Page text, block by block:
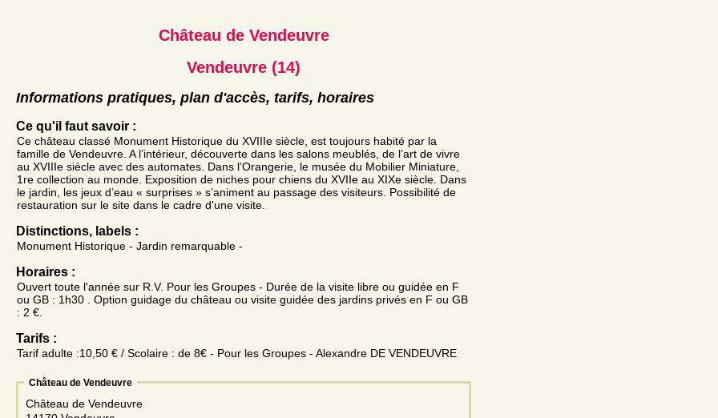
Château de Vendeuvre
Vendeuvre (14)
Informations pratiques, plan d'accès, tarifs, horaires
Ce qu'il faut savoir :
Ce château classé Monument Historique du XVIIIe siècle, est toujours habité par la
famille de Vendeuvre. A l’intérieur, découverte dans les salons meublés, de l’art de vivre
au XVIIIe siècle avec des automates. Dans l’Orangerie, le musée du Mobilier Miniature,
1re collection au monde. Exposition de niches pour chiens du XVIIe au XIXe siècle. Dans
le jardin, les jeux d’eau « surprises » s’animent au passage des visiteurs. Possibilité de
restauration sur le site dans le cadre d'une visite.
Distinctions, labels :
Monument Historique - Jardin remarquable -
Horaires :
Ouvert toute l'année sur R.V. Pour les Groupes - Durée de la visite libre ou guidée en F
ou GB : 1h30 . Option guidage du château ou visite guidée des jardins privés en F ou GB
: 2 €.
Tarifs :
Tarif adulte :10,50 € / Scolaire : de 8€ - Pour les Groupes - Alexandre DE VENDEUVRE
Château de Vendeuvre
Château de Vendeuvre